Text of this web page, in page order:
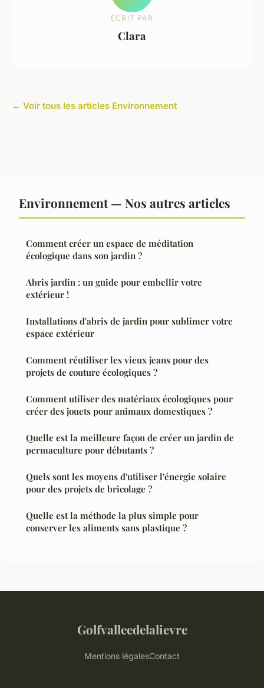
ECRIT PAR
Clara
← Voir tous les articles Environnement
Environnement — Nos autres articles
Comment créer un espace de méditation
écologique dans son jardin ?
Abris jardin : un guide pour embellir votre
extérieur !
Installations d'abris de jardin pour sublimer votre
espace extérieur
Comment réutiliser les vieux jeans pour des
projets de couture écologiques ?
Comment utiliser des matériaux écologiques pour
créer des jouets pour animaux domestiques ?
Quelle est la meilleure façon de créer un jardin de
permaculture pour débutants ?
Quels sont les moyens d'utiliser l'énergie solaire
pour des projets de bricolage ?
Quelle est la méthode la plus simple pour
conserver les aliments sans plastique ?
Golfvalleedelalievre
Mentions légalesContact